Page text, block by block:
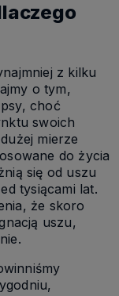
z kilku
o tym,
choć
swoich
mierze
do życia
się od uszu
tysiącami lat.
że skoro
uszu,